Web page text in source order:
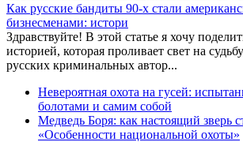
Как русские бандиты 90-х стали
бизнесменами: истори
Здравствуйте! В этой статье я хочу
историей, которая проливает свет на
русских криминальных автор...
Невероятная охота на гусей:
болотами и самим собой
Медведь Боря: как настоящий зверь
«Особенности национальной охоты»